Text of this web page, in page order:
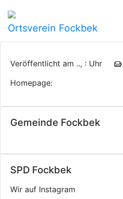
Ortsverein Fockbek
Gemeinde Fockbek
SPD Fockbek
Wir auf Instagram
Veröffentlicht am .., : Uhr
Homepage: